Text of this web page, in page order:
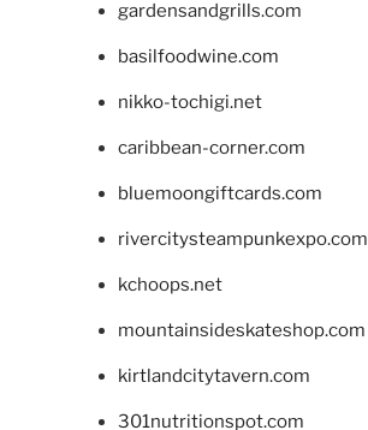
gardensandgrills.com
basilfoodwine.com
nikko-tochigi.net
caribbean-corner.com
bluemoongiftcards.com
rivercitysteampunkexpo.com
kchoops.net
mountainsideskateshop.com
kirtlandcitytavern.com
301nutritionspot.com